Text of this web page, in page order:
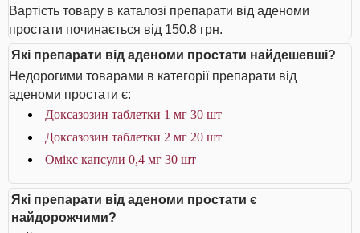
Вартість товару в каталозі препарати від аденоми
простати починається від 150.8 грн.
Які препарати від аденоми простати найдешевші?
Недорогими товарами в категорії препарати від
аденоми простати є:
Доксазозин таблетки 1 мг 30 шт
Доксазозин таблетки 2 мг 20 шт
Омікс капсули 0,4 мг 30 шт
Які препарати від аденоми простати є
найдорожчими?